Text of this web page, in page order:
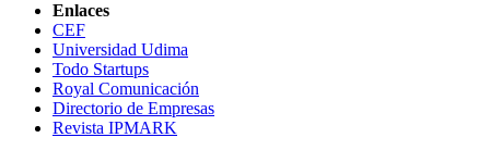
Enlaces
CEF
Universidad Udima
Todo Startups
Royal Comunicación
Directorio de Empresas
Revista IPMARK